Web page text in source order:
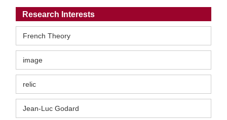
Research Interests
French Theory
image
relic
Jean-Luc Godard